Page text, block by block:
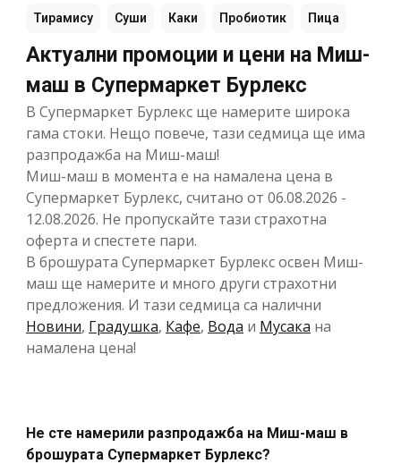
Тирамису Суши Каки Пробиотик Пица
Актуални промоции и цени на Миш-
маш в Супермаркет Бурлекс
В Супермаркет Бурлекс ще намерите широка
гама стоки. Нещо повече, тази седмица ще има
разпродажба на Миш-маш!
Миш-маш в момента е на намалена цена в
Супермаркет Бурлекс, считано от 06.08.2026 -
12.08.2026. Не пропускайте тази страхотна
оферта и спестете пари.
В брошурата Супермаркет Бурлекс освен Миш-
маш ще намерите и много други страхотни
предложения. И тази седмица са налични
Новини, Градушка, Кафе, Вода и Мусака на
намалена цена!
Не сте намерили разпродажба на Миш-маш в
брошурата Супермаркет Бурлекс?